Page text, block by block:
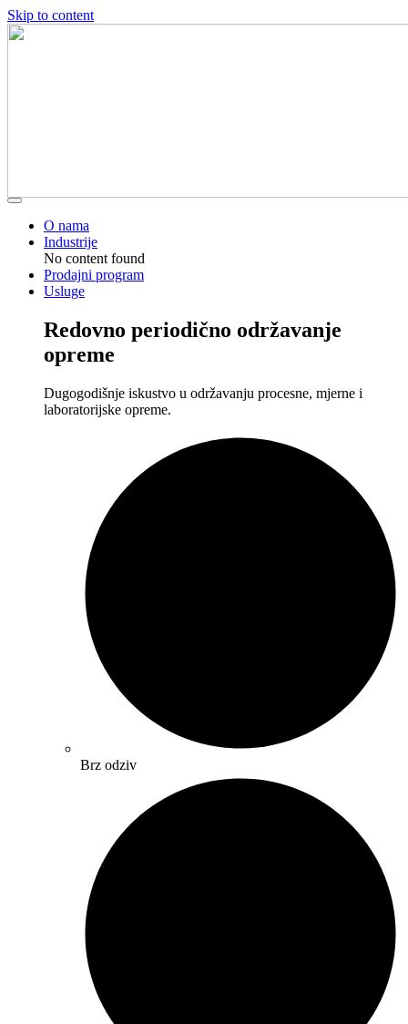
Skip to content
O nama
Industrije
No content found
Prodajni program
Usluge
Redovno periodično održavanje
opreme
Dugogodišnje iskustvo u održavanju procesne, mjerne i
laboratorijske opreme.
Brz odziv